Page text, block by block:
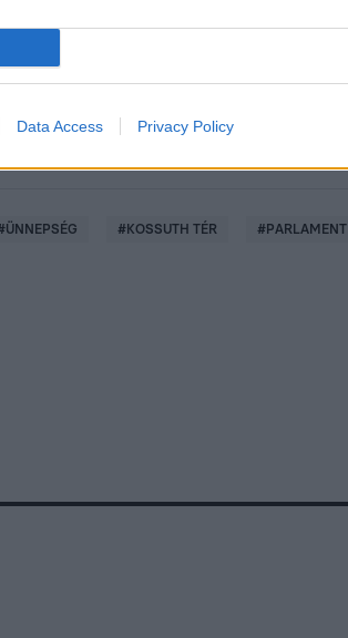
Data Access Privacy Policy
ÜNNEPSÉG #KOSSUTH TÉR #PARLAMENT